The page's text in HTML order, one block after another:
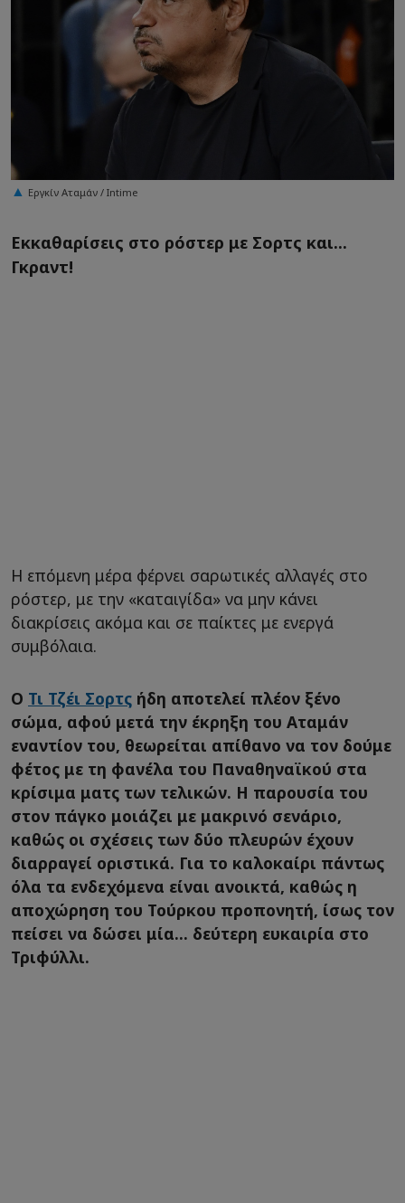
Εργκίν Αταμάν / Intime
Εκκαθαρίσεις στο ρόστερ με Σορτς και...
Γκραντ!
Η επόμενη μέρα φέρνει σαρωτικές αλλαγές στο
ρόστερ, με την «καταιγίδα» να μην κάνει
διακρίσεις ακόμα και σε παίκτες με ενεργά
συμβόλαια.
Ο Τι Τζέι Σορτς ήδη αποτελεί πλέον ξένο
σώμα, αφού μετά την έκρηξη του Αταμάν
εναντίον του, θεωρείται απίθανο να τον δούμε
φέτος με τη φανέλα του Παναθηναϊκού στα
κρίσιμα ματς των τελικών. Η παρουσία του
στον πάγκο μοιάζει με μακρινό σενάριο,
καθώς οι σχέσεις των δύο πλευρών έχουν
διαρραγεί οριστικά. Για το καλοκαίρι πάντως
όλα τα ενδεχόμενα είναι ανοικτά, καθώς η
αποχώρηση του Τούρκου προπονητή, ίσως τον
πείσει να δώσει μία... δεύτερη ευκαιρία στο
Τριφύλλι.